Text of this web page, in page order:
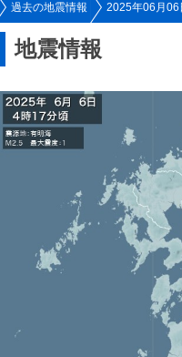
過去の地震情報 2025年06月06
地震情報